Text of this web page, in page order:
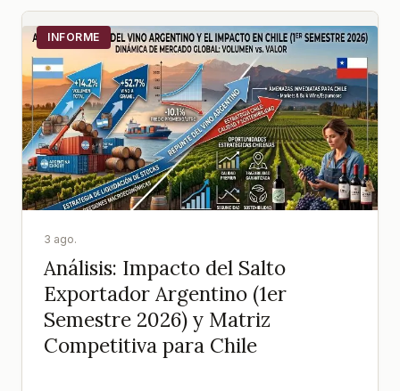
INFORME
3 ago.
Análisis: Impacto del Salto
Exportador Argentino (1er
Semestre 2026) y Matriz
Competitiva para Chile